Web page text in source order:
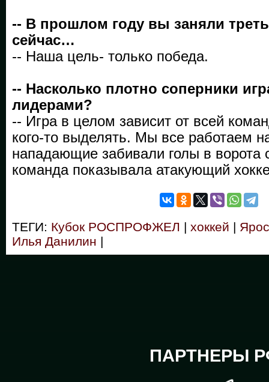
-- В прошлом году вы заняли
сейчас…
-- Наша цель- только победа.
-- Насколько плотно соперники
лидерами?
-- Игра в целом зависит от всей
кого-то выделять. Мы все работаем
нападающие забивали голы в ворота
команда показывала атакующий
ТЕГИ: Кубок РОСПРОФЖЕЛ | хоккей |
Илья Данилин |
ПАРТНЕРЫ